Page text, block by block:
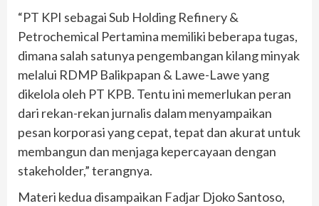
“PT KPI sebagai Sub Holding Refinery &
Petrochemical Pertamina memiliki beberapa tugas,
dimana salah satunya pengembangan kilang minyak
melalui RDMP Balikpapan & Lawe-Lawe yang
dikelola oleh PT KPB. Tentu ini memerlukan peran
dari rekan-rekan jurnalis dalam menyampaikan
pesan korporasi yang cepat, tepat dan akurat untuk
membangun dan menjaga kepercayaan dengan
stakeholder,” terangnya.
Materi kedua disampaikan Fadjar Djoko Santoso,